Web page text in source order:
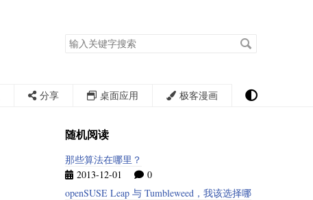
搜
索
分享 桌面应用 极客漫画
随机阅读
那些算法在哪里？
2013-12-01
0
openSUSE Leap 与 Tumbleweed，我该选择哪